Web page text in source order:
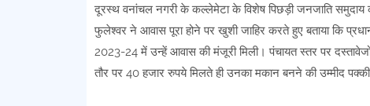
दूरस्थ वनांचल नगरी के कल्लेमेटा के विशेष पिछड़ी जनजाति
फुलेश्वर ने आवास पूरा होने पर खुशी जाहिर करते हुए बताया कि
2023-24 में उन्हें आवास की मंजूरी मिली। पंचायत स्तर पर
तौर पर 40 हजार रुपये मिलते ही उनका मकान बनने की उम्मीद